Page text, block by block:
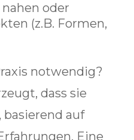
oder
(z.B. Formen,
notwendig?
dass sie
auf
Eine